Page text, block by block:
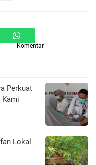
Komentar
Perkuat
Lokal